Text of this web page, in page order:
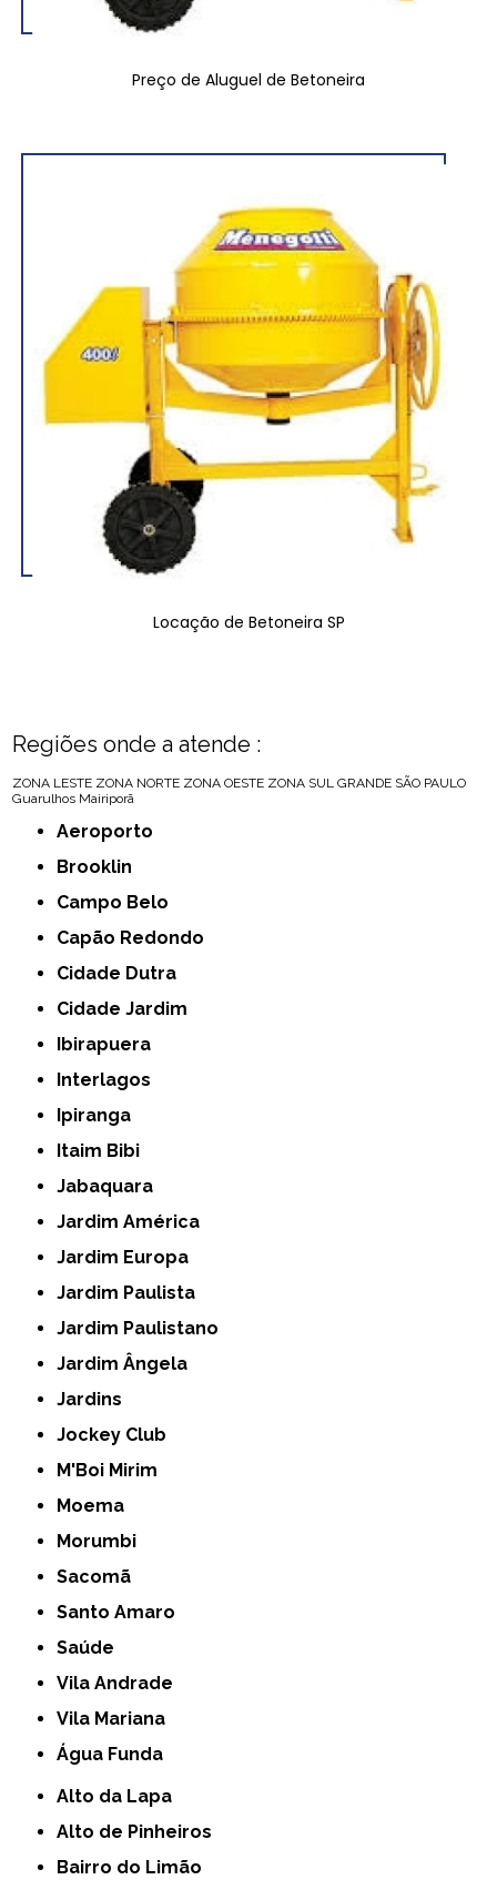
Preço de Aluguel de Betoneira
Locação de Betoneira SP
Regiões onde a atende :
ZONA LESTE ZONA NORTE ZONA OESTE ZONA SUL GRANDE SÃO PAULO
Guarulhos Mairiporã
Aeroporto
Brooklin
Campo Belo
Capão Redondo
Cidade Dutra
Cidade Jardim
Ibirapuera
Interlagos
Ipiranga
Itaim Bibi
Jabaquara
Jardim América
Jardim Europa
Jardim Paulista
Jardim Paulistano
Jardim Ângela
Jardins
Jockey Club
M'Boi Mirim
Moema
Morumbi
Sacomã
Santo Amaro
Saúde
Vila Andrade
Vila Mariana
Água Funda
Alto da Lapa
Alto de Pinheiros
Bairro do Limão